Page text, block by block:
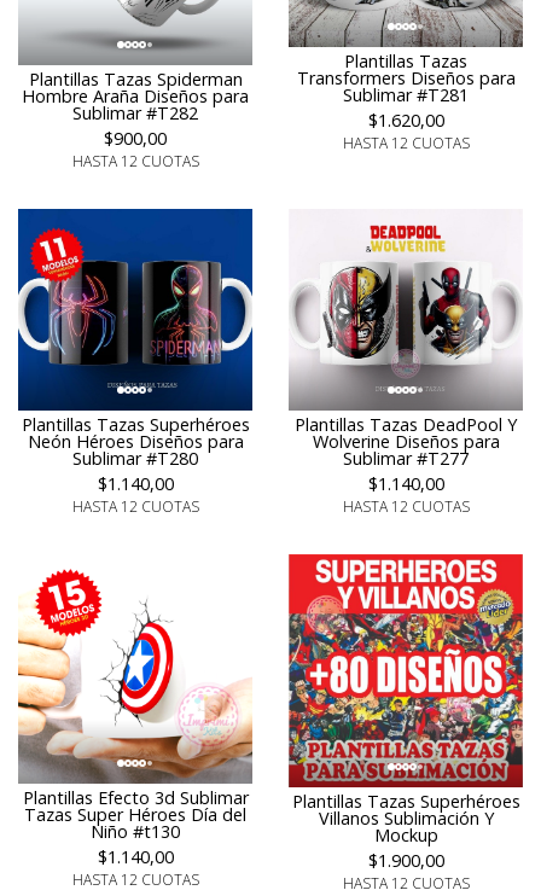
Plantillas Tazas Spiderman
Hombre Araña Diseños para
Sublimar #T282
$900,00
HASTA 12 CUOTAS
Plantillas Tazas
Transformers Diseños para
Sublimar #T281
$1.620,00
HASTA 12 CUOTAS
Plantillas Tazas Superhéroes
Neón Héroes Diseños para
Sublimar #T280
$1.140,00
HASTA 12 CUOTAS
Plantillas Tazas DeadPool Y
Wolverine Diseños para
Sublimar #T277
$1.140,00
HASTA 12 CUOTAS
Plantillas Efecto 3d Sublimar
Tazas Super Héroes Día del
Niño #t130
$1.140,00
HASTA 12 CUOTAS
Plantillas Tazas Superhéroes
Villanos Sublimación Y
Mockup
$1.900,00
HASTA 12 CUOTAS